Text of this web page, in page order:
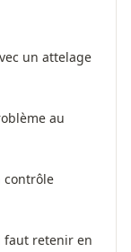
un attelage
au
contrôle
faut retenir en